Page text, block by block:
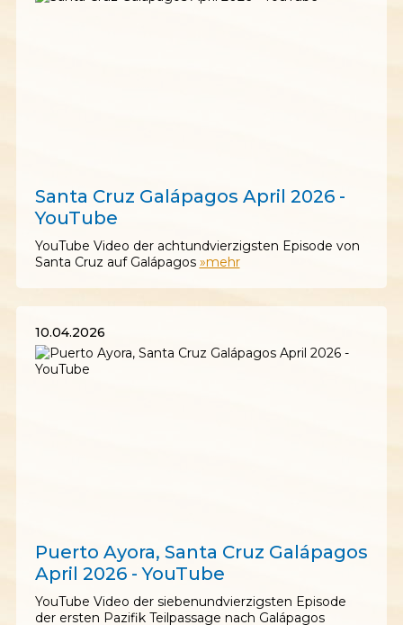
Santa Cruz Galápagos April 2026 -
YouTube
YouTube Video der achtundvierzigsten Episode von
Santa Cruz auf Galápagos »mehr
10.04.2026
Puerto Ayora, Santa Cruz Galápagos
April 2026 - YouTube
YouTube Video der siebenundvierzigsten Episode
der ersten Pazifik Teilpassage nach Galápagos